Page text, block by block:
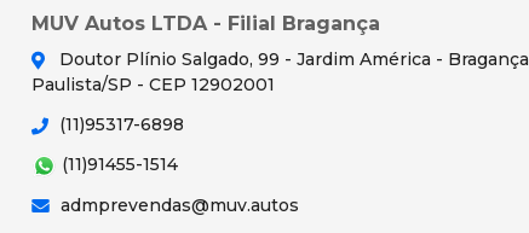
MUV Autos LTDA - Filial Bragança
Doutor Plínio Salgado, 99 - Jardim América - Bragança
Paulista/SP - CEP 12902001
(11)95317-6898
(11)91455-1514
admprevendas@muv.autos